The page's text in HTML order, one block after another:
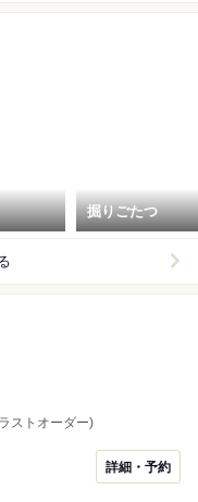
掘りごたつ
ストオーダー)
詳細・予約